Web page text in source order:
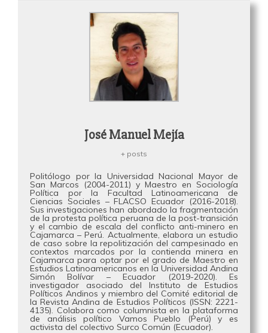
José Manuel Mejía
+ posts
Politólogo por la Universidad Nacional Mayor de
San Marcos (2004-2011) y Maestro en Sociología
Política por la Facultad Latinoamericana de
Ciencias Sociales – FLACSO Ecuador (2016-2018).
Sus investigaciones han abordado la fragmentación
de la protesta política peruana de la post-transición
y el cambio de escala del conflicto anti-minero en
Cajamarca – Perú. Actualmente, elabora un estudio
de caso sobre la repolitización del campesinado en
contextos marcados por la contienda minera en
Cajamarca para optar por el grado de Maestro en
Estudios Latinoamericanos en la Universidad Andina
Simón Bolívar – Ecuador (2019-2020). Es
investigador asociado del Instituto de Estudios
Políticos Andinos y miembro del Comité editorial de
la Revista Andina de Estudios Políticos (ISSN: 2221-
4135). Colabora como columnista en la plataforma
de análisis político Vamos Pueblo (Perú) y es
activista del colectivo Surco Común (Ecuador).